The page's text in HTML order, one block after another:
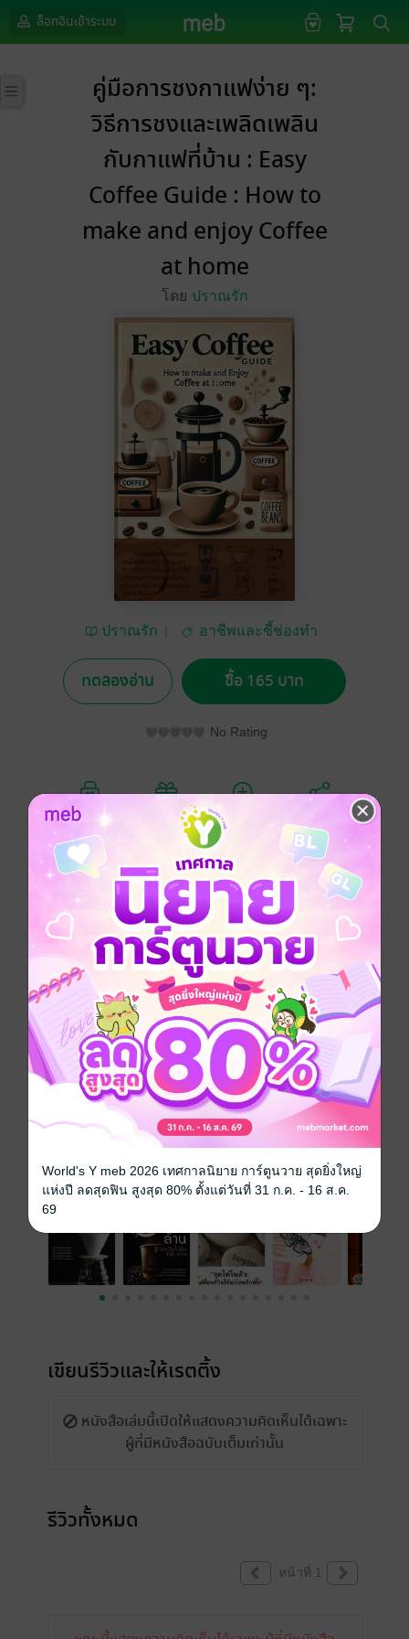
ล็อกอินเข้าระบบ
คู่มือการชงกาแฟง่าย ๆ:
วิธีการชงและเพลิดเพลิน
กับกาแฟที่บ้าน : Easy
Coffee Guide : How to
make and enjoy Coffee
at home
โดย ปราณรัก
ปราณรัก
อาชีพและชี้ช่องทำ
ทดลองอ่าน ซื้อ 165 บาท
No Rating
อยากได้ ซื้อเป็นของขวัญ แชร์
"หนังสือเล่มนี้จะทำให้คุณเข้าใจและชงกาแฟอร่อยได้ง่าย
ๆ ทุกวัน ด้วยเคล็ดลับและวิธีที่ไม่ซับซ้อน แต่ใช้ได้จริง
เปลี่ยนกาแฟธรรมดาของคุณให้เป็นเครื่องดื่มสุดพิเศษใน
พริบตา หากคุณรักกาแฟและอยากทำให้ดียิ่งขึ้นในทุกวัน
นี่คือหนังสือที่คุณต้องมี!"
ประเภทไฟล์ pdf
วันที่วางขาย 22 ตุลาคม 2567
ความยาว 25 หน้า
เรื่องที่คุณน่าจะสนใจ
เขียนรีวิวและให้เรตติ้ง
หนังสือเล่มนี้เปิดให้แสดงความคิดเห็นได้เฉพาะ
ผู้ที่มีหนังสือฉบับเต็มเท่านั้น
รีวิวทั้งหมด
หน้าที่ 1
World's Y meb 2026 เทศกาลนิยาย การ์ตูนวาย สุดยิ่งใหญ่
แห่งปี ลดสุดฟิน สูงสุด 80% ตั้งแต่วันที่ 31 ก.ค. - 16 ส.ค.
69